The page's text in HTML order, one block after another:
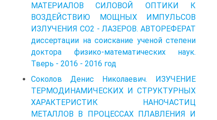
МАТЕРИАЛОВ СИЛОВОЙ ОПТИКИ К
ВОЗДЕЙСТВИЮ МОЩНЫХ ИМПУЛЬСОВ
ИЗЛУЧЕНИЯ СО2 - ЛАЗЕРОВ. АВТОРЕФЕРАТ
диссертации на соискание ученой степени
доктора физико-математических наук.
Тверь - 2016 - 2016 год
Соколов Денис Николаевич. ИЗУЧЕНИЕ
ТЕРМОДИНАМИЧЕСКИХ И СТРУКТУРНЫХ
ХАРАКТЕРИСТИК НАНОЧАСТИЦ
МЕТАЛЛОВ В ПРОЦЕССАХ ПЛАВЛЕНИЯ И